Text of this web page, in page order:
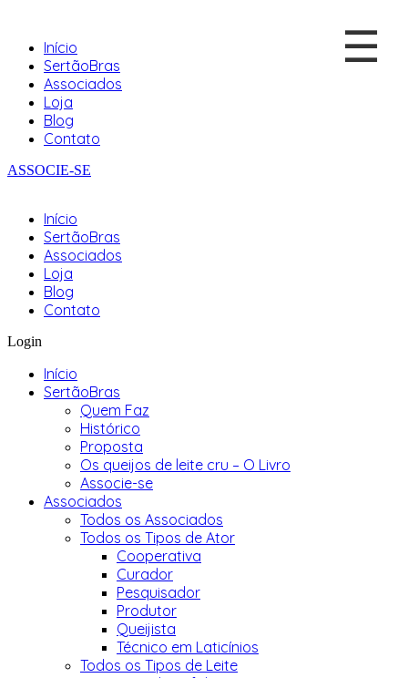
Início
SertãoBras
Associados
Loja
Blog
Contato
ASSOCIE-SE
Início
SertãoBras
Associados
Loja
Blog
Contato
☰
Login
Início
SertãoBras
Quem Faz
Histórico
Proposta
Os queijos de leite cru – O Livro
Associe-se
Associados
Todos os Associados
Todos os Tipos de Ator
Cooperativa
Curador
Pesquisador
Produtor
Queijista
Técnico em Laticínios
Todos os Tipos de Leite